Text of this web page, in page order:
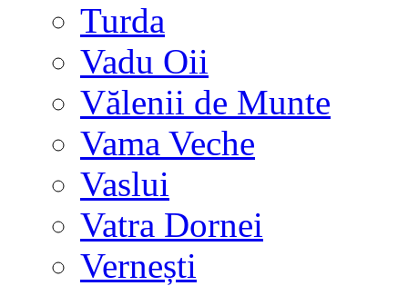
Turda
Vadu Oii
Vălenii de Munte
Vama Veche
Vaslui
Vatra Dornei
Vernești